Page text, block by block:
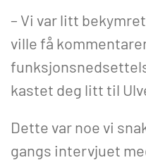
– Vi var litt
ville få
kastet deg litt til
Dette var noe vi
gangs intervjuet